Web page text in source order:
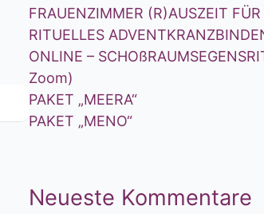
FRAUENZIMMER (R)AUSZEIT
RITUELLES
ONLINE –
Zoom)
PAKET „MEERA“
PAKET „MENO“
Neueste Kommentare